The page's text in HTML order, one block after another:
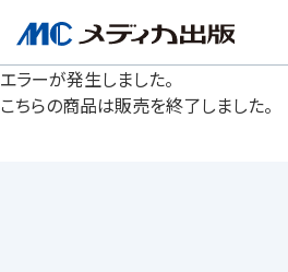
エラーが発生しました。
こちらの商品は販売を終了しました。